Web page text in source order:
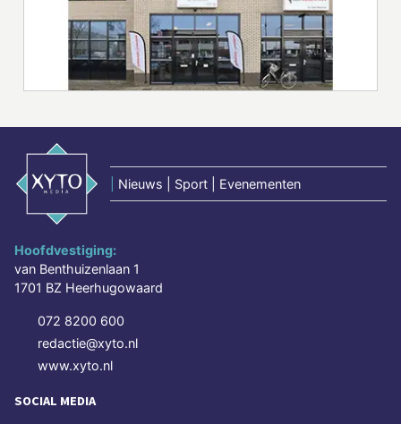
Nieuws | Sport | Evenementen
Hoofdvestiging:
van Benthuizenlaan 1
1701 BZ Heerhugowaard
072 8200 600
redactie@xyto.nl
www.xyto.nl
SOCIAL MEDIA